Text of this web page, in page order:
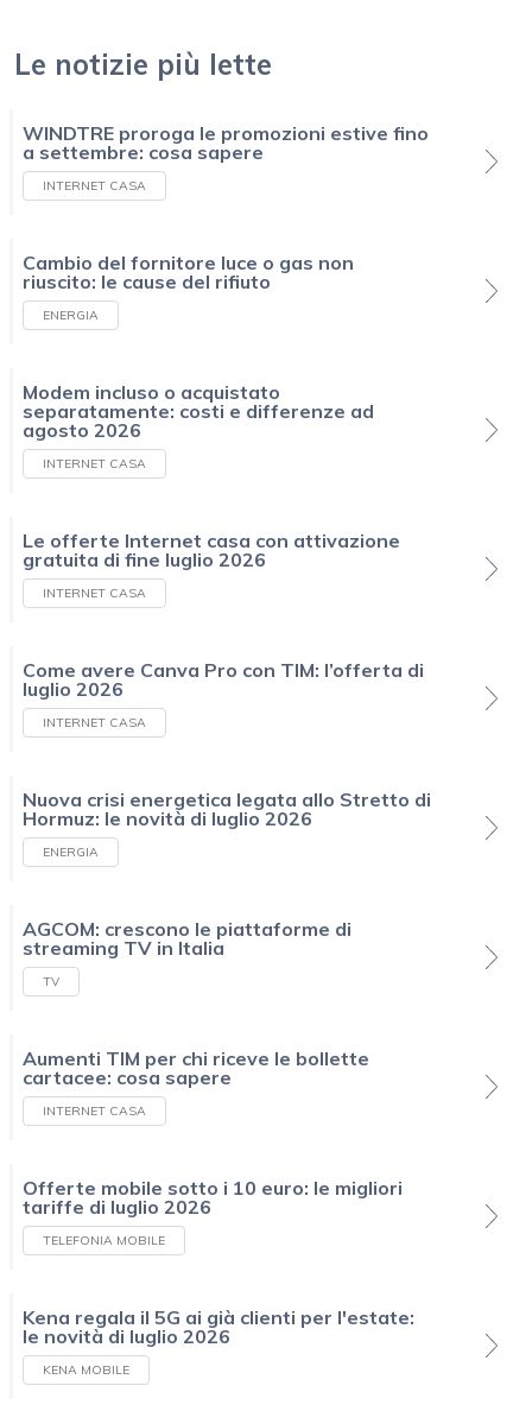
Le notizie più lette
WINDTRE proroga le promozioni estive fino
a settembre: cosa sapere
INTERNET CASA
Cambio del fornitore luce o gas non
riuscito: le cause del rifiuto
ENERGIA
Modem incluso o acquistato
separatamente: costi e differenze ad
agosto 2026
INTERNET CASA
Le offerte Internet casa con attivazione
gratuita di fine luglio 2026
INTERNET CASA
Come avere Canva Pro con TIM: l’offerta di
luglio 2026
INTERNET CASA
Nuova crisi energetica legata allo Stretto di
Hormuz: le novità di luglio 2026
ENERGIA
AGCOM: crescono le piattaforme di
streaming TV in Italia
TV
Aumenti TIM per chi riceve le bollette
cartacee: cosa sapere
INTERNET CASA
Offerte mobile sotto i 10 euro: le migliori
tariffe di luglio 2026
TELEFONIA MOBILE
Kena regala il 5G ai già clienti per l'estate:
le novità di luglio 2026
KENA MOBILE